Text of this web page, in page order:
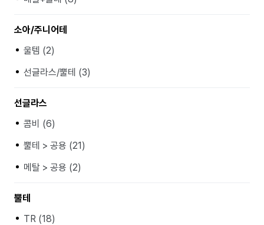
소아/주니어테
울템 (2)
선글라스/뿔테 (3)
선글라스
콤비 (6)
뿔테 > 공용 (21)
메탈 > 공용 (2)
뿔테
TR (18)